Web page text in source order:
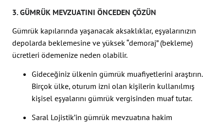
3. GÜMRÜK MEVZUATINI ÖNCEDEN ÇÖZÜN
Gümrük kapılarında yaşanacak aksaklıklar, eşyalarınızın
depolarda beklemesine ve yüksek “demoraj” (bekleme)
ücretleri ödemenize neden olabilir.
Gideceğiniz ülkenin gümrük muafiyetlerini araştırın.
Birçok ülke, oturum izni olan kişilerin kullanılmış
kişisel eşyalarını gümrük vergisinden muaf tutar.
Saral Lojistik’in gümrük mevzuatına hakim